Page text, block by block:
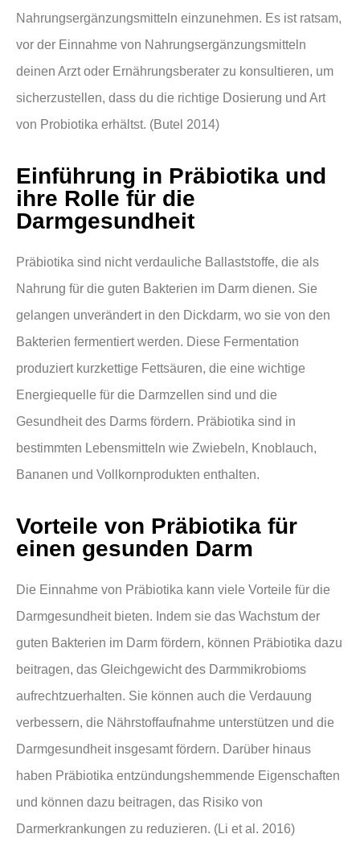
Nahrungsergänzungsmitteln einzunehmen. Es ist ratsam,
vor der Einnahme von Nahrungsergänzungsmitteln
deinen Arzt oder Ernährungsberater zu konsultieren, um
sicherzustellen, dass du die richtige Dosierung und Art
von Probiotika erhältst. (Butel 2014)
Einführung in Präbiotika und
ihre Rolle für die
Darmgesundheit
Präbiotika sind nicht verdauliche Ballaststoffe, die als
Nahrung für die guten Bakterien im Darm dienen. Sie
gelangen unverändert in den Dickdarm, wo sie von den
Bakterien fermentiert werden. Diese Fermentation
produziert kurzkettige Fettsäuren, die eine wichtige
Energiequelle für die Darmzellen sind und die
Gesundheit des Darms fördern. Präbiotika sind in
bestimmten Lebensmitteln wie Zwiebeln, Knoblauch,
Bananen und Vollkornprodukten enthalten.
Vorteile von Präbiotika für
einen gesunden Darm
Die Einnahme von Präbiotika kann viele Vorteile für die
Darmgesundheit bieten. Indem sie das Wachstum der
guten Bakterien im Darm fördern, können Präbiotika dazu
beitragen, das Gleichgewicht des Darmmikrobioms
aufrechtzuerhalten. Sie können auch die Verdauung
verbessern, die Nährstoffaufnahme unterstützen und die
Darmgesundheit insgesamt fördern. Darüber hinaus
haben Präbiotika entzündungshemmende Eigenschaften
und können dazu beitragen, das Risiko von
Darmerkrankungen zu reduzieren. (Li et al. 2016)